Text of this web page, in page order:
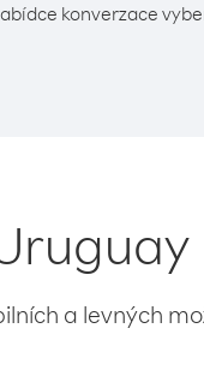
konverzace
a levných